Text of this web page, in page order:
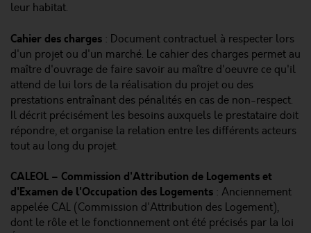
leur habitat.
Cahier des charges : Document contractuel à respecter lors
d'un projet ou d'un marché. Le cahier des charges permet au
maître d'ouvrage de faire savoir au maître d'oeuvre ce qu'il
attend de lui lors de la réalisation du projet ou des
prestations entraînant des pénalités en cas de non-respect.
Il décrit précisément les besoins auxquels le prestataire doit
répondre, et organise la relation entre les différents acteurs
tout au long du projet.
CALEOL – Commission d'Attribution de Logements et
d'Examen de l'Occupation des Logements : Anciennement
appelée CAL (Commission d'Attribution des Logement),
dont le rôle et le fonctionnement ont été précisés par la loi